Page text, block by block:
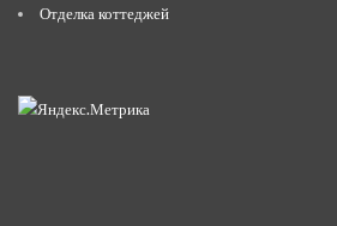
Отделка коттеджей